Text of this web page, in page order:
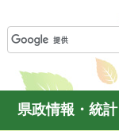
県政情報・統計